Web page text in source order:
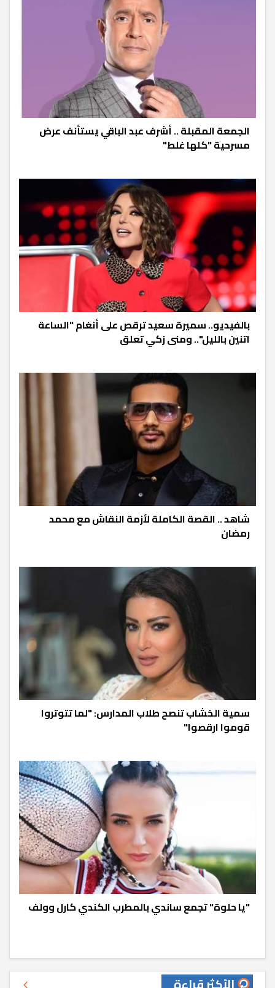
الجمعة المقبلة .. أشرف عبد الباقي يستأنف عرض
مسرحية "كلها غلط"
بالفيديو.. سميرة سعيد ترقص على أنغام "الساعة
اتنين بالليل".. ومنى زكي تعلق
شاهد .. القصة الكاملة لأزمة النقاش مع محمد
رمضان
سمية الخشاب تنصح طلاب المدارس: "لما تتوتروا
قوموا ارقصوا"
"يا حلوة" تجمع ساندي بالمطرب الكندي كارل وولف